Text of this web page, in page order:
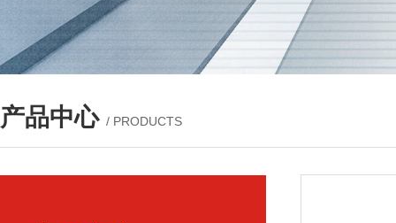
产品中心 / PRODUCTS